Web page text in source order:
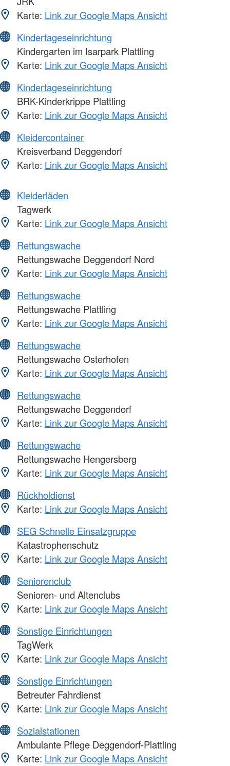
Karte: Link zur Google Maps Ansicht
Kindertageseinrichtung
Kindergarten im Isarpark Plattling
Karte: Link zur Google Maps Ansicht
Kindertageseinrichtung
BRK-Kinderkrippe Plattling
Karte: Link zur Google Maps Ansicht
Kleidercontainer
Kreisverband Deggendorf
Karte: Link zur Google Maps Ansicht
Kleiderläden
Tagwerk
Karte: Link zur Google Maps Ansicht
Rettungswache
Rettungswache Deggendorf Nord
Karte: Link zur Google Maps Ansicht
Rettungswache
Rettungswache Plattling
Karte: Link zur Google Maps Ansicht
Rettungswache
Rettungswache Osterhofen
Karte: Link zur Google Maps Ansicht
Rettungswache
Rettungswache Deggendorf
Karte: Link zur Google Maps Ansicht
Rettungswache
Rettungswache Hengersberg
Karte: Link zur Google Maps Ansicht
Rückholdienst
Karte: Link zur Google Maps Ansicht
SEG Schnelle Einsatzgruppe
Katastrophenschutz
Karte: Link zur Google Maps Ansicht
Seniorenclub
Senioren- und Altenclubs
Karte: Link zur Google Maps Ansicht
Sonstige Einrichtungen
TagWerk
Karte: Link zur Google Maps Ansicht
Sonstige Einrichtungen
Betreuter Fahrdienst
Karte: Link zur Google Maps Ansicht
Sozialstationen
Ambulante Pflege Deggendorf-Plattling
Karte: Link zur Google Maps Ansicht